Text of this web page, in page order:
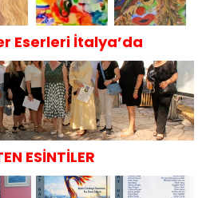
Eserleri İtalya’da
ESİNTİLER